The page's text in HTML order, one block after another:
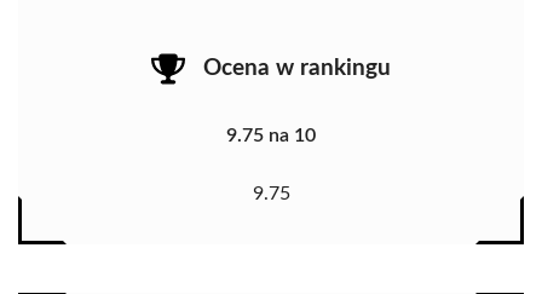
Ocena w rankingu
9.75 na 10
9.75